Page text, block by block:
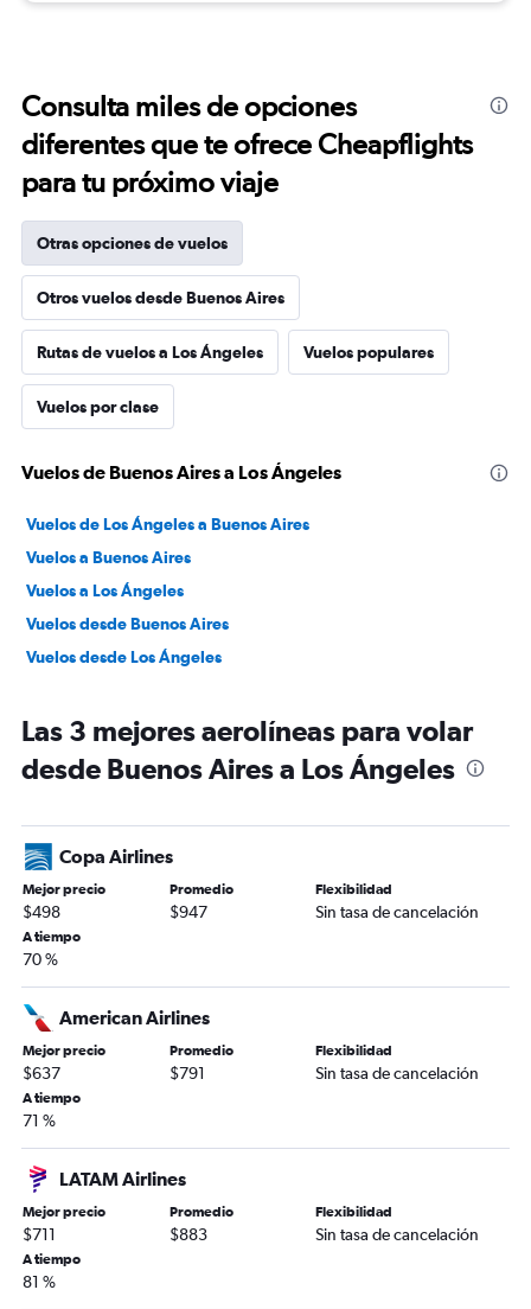
Consulta miles de opciones
diferentes que te ofrece Cheapflights
para tu próximo viaje
Otras opciones de vuelos
Otros vuelos desde Buenos Aires
Rutas de vuelos a Los Ángeles Vuelos populares
Vuelos por clase
Vuelos de Buenos Aires a Los Ángeles
Vuelos de Los Ángeles a Buenos Aires
Vuelos a Buenos Aires
Vuelos a Los Ángeles
Vuelos desde Buenos Aires
Vuelos desde Los Ángeles
Las 3 mejores aerolíneas para volar
desde Buenos Aires a Los Ángeles
Copa Airlines
Mejor precio
$498
Promedio
$947
Flexibilidad
Sin tasa de cancelación
A tiempo
70 %
American Airlines
Mejor precio
$637
Promedio
$791
Flexibilidad
Sin tasa de cancelación
A tiempo
71 %
LATAM Airlines
Mejor precio
$711
Promedio
$883
Flexibilidad
Sin tasa de cancelación
A tiempo
81 %